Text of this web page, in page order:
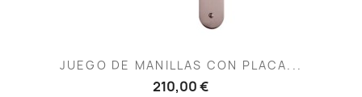
JUEGO DE MANILLAS CON PLACA...
210,00 €